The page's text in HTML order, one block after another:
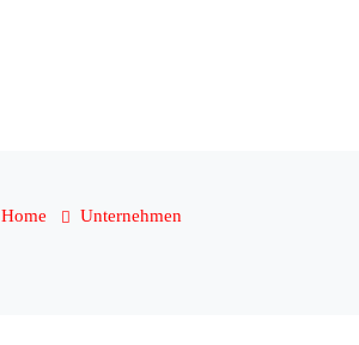
Home Unternehmen